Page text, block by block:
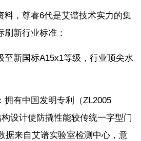
料，尊睿6代是艾谱技术实力的集
新行业标准：
至新国标A15x1等级，行业顶尖水
拥有中国发明专利（ZL2005
设计使防撬性能较传统一字型门
据来自艾谱实验室检测中心，意